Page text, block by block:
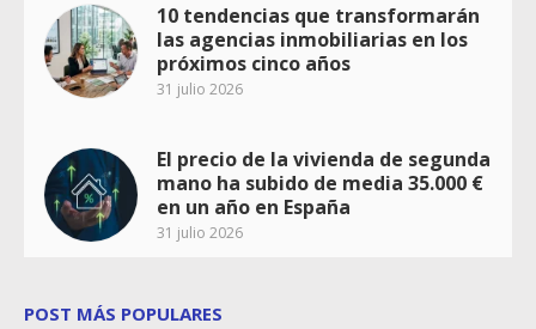
10 tendencias que transformarán
las agencias inmobiliarias en los
próximos cinco años
31 julio 2026
El precio de la vivienda de segunda
mano ha subido de media 35.000 €
en un año en España
31 julio 2026
POST MÁS POPULARES